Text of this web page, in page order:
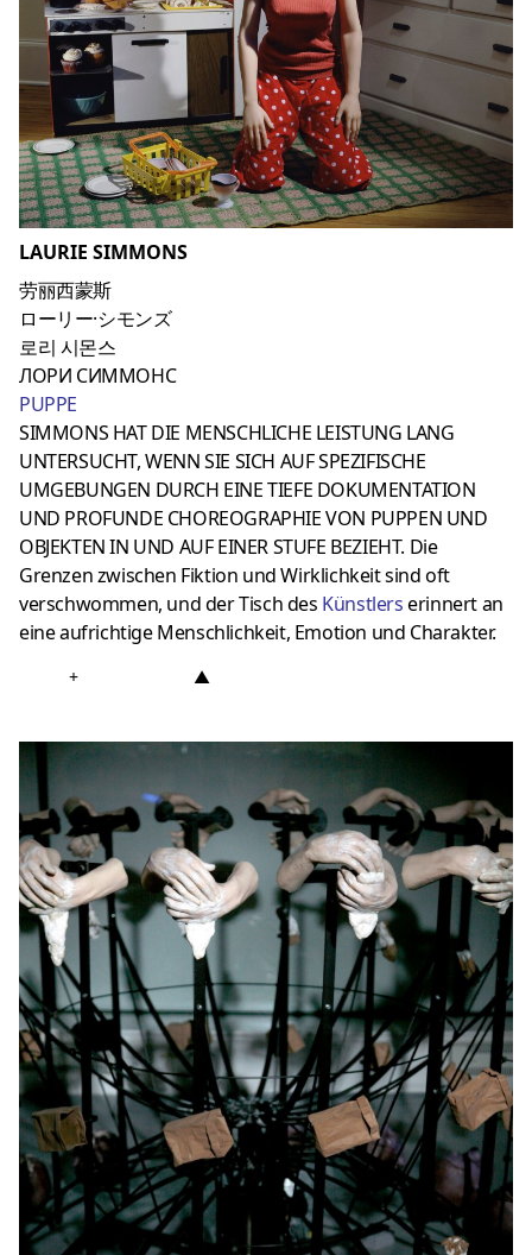
LAURIE SIMMONS
劳丽西蒙斯
ローリー·シモンズ
로리 시몬스
ЛОРИ СИММОНС
PUPPE
SIMMONS HAT DIE MENSCHLICHE LEISTUNG LANG
UNTERSUCHT, WENN SIE SICH AUF SPEZIFISCHE
UMGEBUNGEN DURCH EINE TIEFE DOKUMENTATION
UND PROFUNDE CHOREOGRAPHIE VON PUPPEN UND
OBJEKTEN IN UND AUF EINER STUFE BEZIEHT. Die
Grenzen zwischen Fiktion und Wirklichkeit sind oft
verschwommen, und der Tisch des Künstlerserinnert an
eine aufrichtige Menschlichkeit, Emotion und Charakter.
+ ▲